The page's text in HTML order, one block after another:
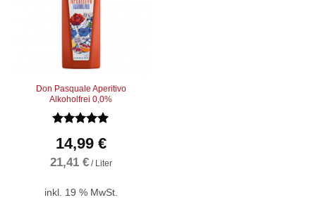
Don Pasquale Aperitivo
Alkoholfrei 0,0%
mit5von
5
14,99 €
21,41 €/ Liter
inkl. 19 % MwSt.